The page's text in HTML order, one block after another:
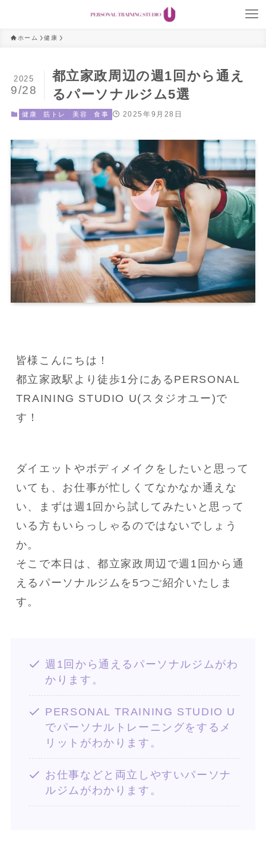
ホーム 健康
都立家政周辺の週1回から通え
るパーソナルジム5選
2025
9/28
健康 筋トレ 美容 食事 2025年9月28日
皆様こんにちは！
都立家政駅より徒歩1分にあるPERSONAL
TRAINING STUDIO U(スタジオユー)で
す！
ダイエットやボディメイクをしたいと思って
いても、お仕事が忙しくてなかなか通えな
い、まずは週1回から試してみたいと思って
いる方もいらっしゃるのではないでしょう
か。
そこで本日は、都立家政周辺で週1回から通
えるパーソナルジムを5つご紹介いたしま
す。
週1回から通えるパーソナルジムがわ
かります。
PERSONAL TRAINING STUDIO U
でパーソナルトレーニングをするメ
リットがわかります。
お仕事などと両立しやすいパーソナ
ルジムがわかります。